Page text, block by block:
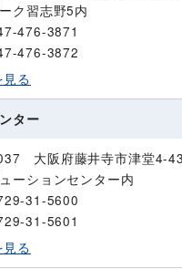
ク習志野5内
476-3871
476-3872
る
ター
大阪府藤井寺市津堂4-
ーションセンター内
31-5600
31-5601
る